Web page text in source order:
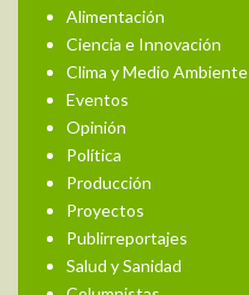
Alimentación
Ciencia e Innovación
Clima y Medio Ambiente
Eventos
Opinión
Política
Producción
Proyectos
Publirreportajes
Salud y Sanidad